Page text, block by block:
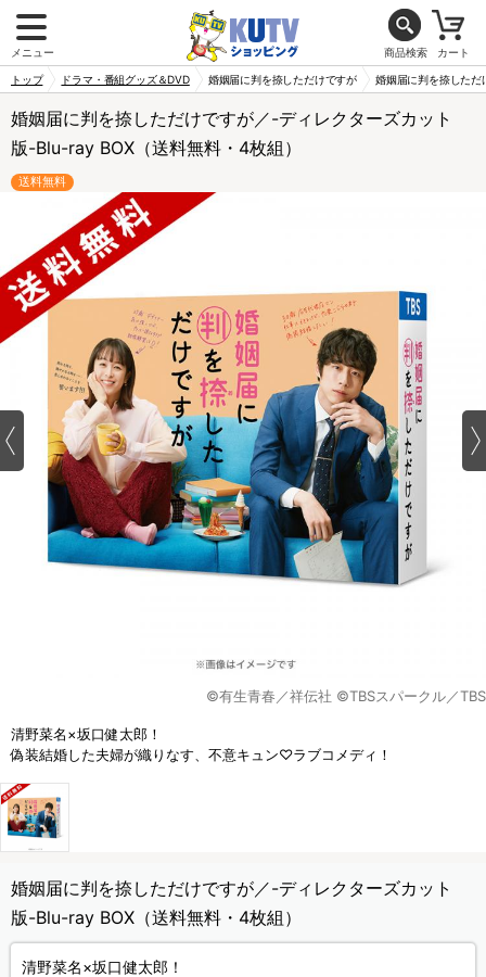
メニュー 商品検索 カート
トップ ドラマ・番組グッズ＆DVD 婚姻届に判を捺しただけですが 婚姻届に判を捺した
婚姻届に判を捺しただけですが／-ディレクターズカット
版-Blu-ray BOX（送料無料・4枚組）
送料無料
©有生青春／祥伝社 ©TBSスパークル／TBS
清野菜名×坂口健太郎！
偽装結婚した夫婦が織りなす、不意キュン♡ラブコメディ！
婚姻届に判を捺しただけですが／-ディレクターズカット
版-Blu-ray BOX（送料無料・4枚組）
清野菜名×坂口健太郎！